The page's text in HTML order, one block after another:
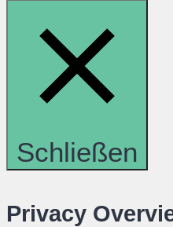
Schließen
Privacy